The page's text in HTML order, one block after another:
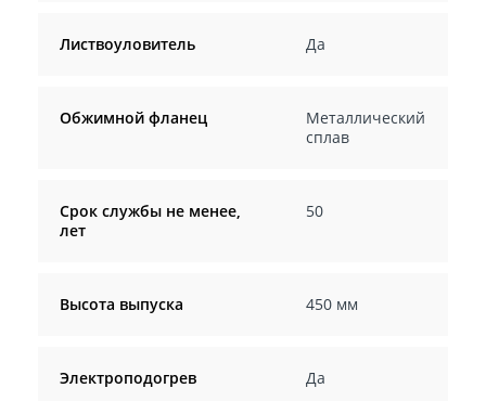
Листвоуловитель Да
Обжимной фланец
Металлический
сплав
Срок службы не менее,
лет
50
Высота выпуска 450 мм
Электроподогрев Да